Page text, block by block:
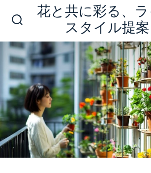
ス
キ
ッ
プ
索
切
り
替
え
花と共に彩る、
スタイル提案